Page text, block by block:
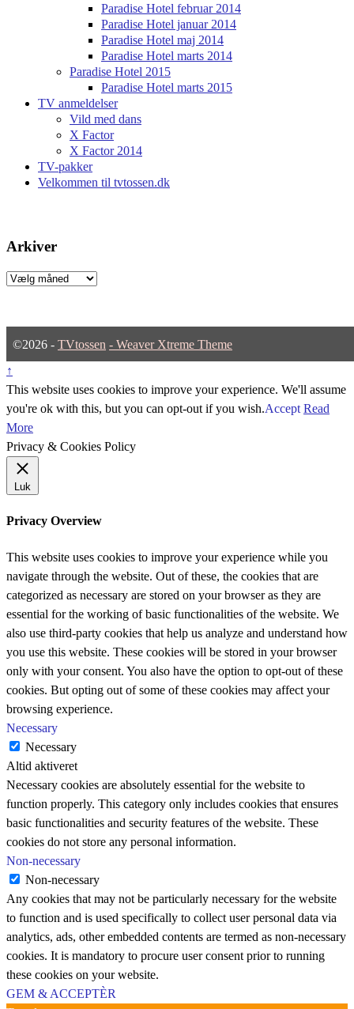
Paradise Hotel februar 2014
Paradise Hotel januar 2014
Paradise Hotel maj 2014
Paradise Hotel marts 2014
Paradise Hotel 2015
Paradise Hotel marts 2015
TV anmeldelser
Vild med dans
X Factor
X Factor 2014
TV-pakker
Velkommen til tvtossen.dk
Arkiver
Arkiver
©2026 - TVtossen - Weaver Xtreme Theme
↑
This website uses cookies to improve your experience. We'll assume
you're ok with this, but you can opt-out if you wish.Accept Read
More
Privacy & Cookies Policy
Luk
Privacy Overview
This website uses cookies to improve your experience while you
navigate through the website. Out of these, the cookies that are
categorized as necessary are stored on your browser as they are
essential for the working of basic functionalities of the website. We
also use third-party cookies that help us analyze and understand how
you use this website. These cookies will be stored in your browser
only with your consent. You also have the option to opt-out of these
cookies. But opting out of some of these cookies may affect your
browsing experience.
Necessary
Necessary
Altid aktiveret
Necessary cookies are absolutely essential for the website to
function properly. This category only includes cookies that ensures
basic functionalities and security features of the website. These
cookies do not store any personal information.
Non-necessary
Non-necessary
Any cookies that may not be particularly necessary for the website
to function and is used specifically to collect user personal data via
analytics, ads, other embedded contents are termed as non-necessary
cookies. It is mandatory to procure user consent prior to running
these cookies on your website.
GEM & ACCEPTÈR